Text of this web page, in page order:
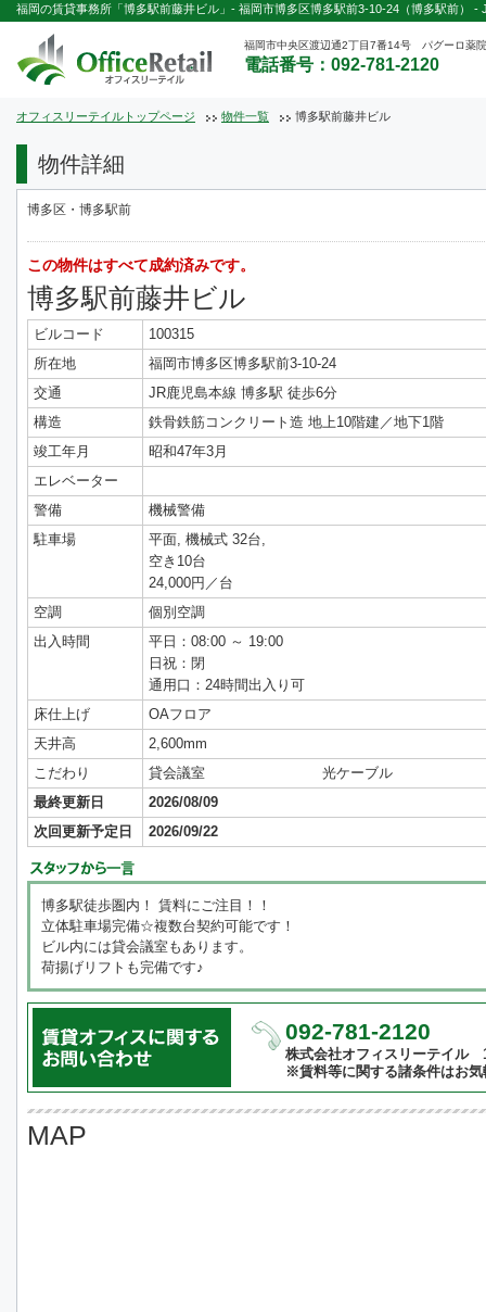
福岡の賃貸事務所「博多駅前藤井ビル」- 福岡市博多区博多駅前3-10-24（博多駅前） -
福岡市中央区渡辺通2丁目7番14号 パグーロ薬
電話番号：092-781-2120
オフィスリーテイルトップページ 物件一覧 博多駅前藤井ビル
物件詳細
博多区・博多駅前
この物件はすべて成約済みです。
博多駅前藤井ビル
ビルコード
100315
所在地
福岡市博多区博多駅前3-10-24
交通
JR鹿児島本線 博多駅 徒歩6分
構造
鉄骨鉄筋コンクリート造 地上10階建／地下1階
竣工年月
昭和47年3月
エレベーター
警備
機械警備
駐車場
平面, 機械式 32台,
空き10台
24,000円／台
空調
個別空調
出入時間
平日：08:00 ～ 19:00
日祝：閉
通用口：24時間出入り可
床仕上げ
OAフロア
天井高
2,600mm
こだわり
貸会議室
光ケーブル
最終更新日
2026/08/09
次回更新予定日
2026/09/22
博多駅徒歩圏内！ 賃料にご注目！！
立体駐車場完備☆複数台契約可能です！
ビル内には貸会議室もあります。
荷揚げリフトも完備です♪
092-781-2120
株式会社オフィスリーテイル
※賃料等に関する諸条件はお
MAP